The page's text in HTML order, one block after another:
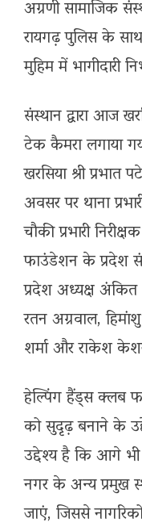
अग्रणी सामाजिक
रायगढ़ पुलिस के
मुहिम में भागीदारी
संस्थान द्वारा आज
टेक कैमरा लगाया
खरसिया श्री
अवसर पर थाना
चौकी प्रभारी
फाउंडेशन के प्रदेश
प्रदेश अध्यक्ष अंकित
रतन अग्रवाल,
शर्मा और राकेश
हेल्पिंग हैंड्स क्लब
को सुदृढ़ बनाने के
उद्देश्य है कि आगे
नगर के अन्य प्रमुख
जाएं, जिससे